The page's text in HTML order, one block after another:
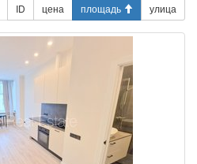
ID цена площадь улица